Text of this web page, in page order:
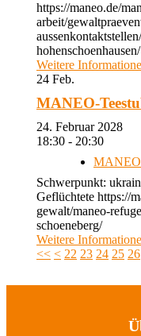
https://maneo.de/
arbeit/
hohenschoenhausen/
Weitere
24 Feb.
MANEO-
24. Februar 2028
18:30 - 20:30
Schwerpunkt:
Geflüchtete https://
gewalt/maneo-
schoeneberg/
Weitere
<< < 22 23 24 25 26